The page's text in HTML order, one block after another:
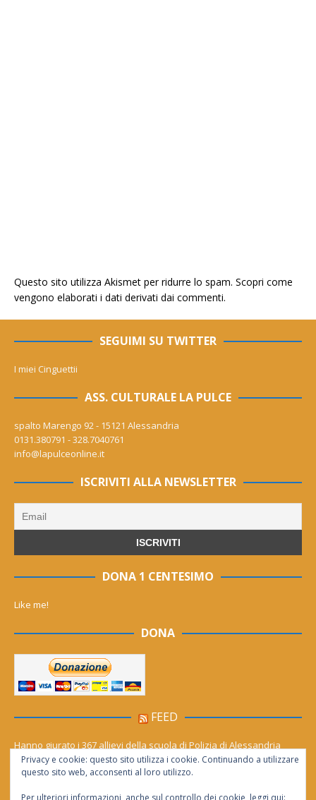
Questo sito utilizza Akismet per ridurre lo spam. Scopri come
vengono elaborati i dati derivati dai commenti.
SEGUIMI SU TWITTER
I miei Cinguettii
ASS. CULTURALE LA PULCE
spalto Marengo 92 - 15121 Alessandria
0131.380791 - 328.7040761
info@lapulceonline.it
ISCRIVITI ALLA NEWSLETTER
DONA 1 CENTESIMO
Like me!
DONA
FEED
Hanno giurato i 367 allievi della scuola di Polizia di Alessandria
Cinema (gratis) sotto le stelle per tutto agosto. Il calendario dei film
Privacy e cookie: questo sito utilizza i cookie. Continuando a utilizzare
questo sito web, acconsenti al loro utilizzo.
Per ulteriori informazioni, anche sul controllo dei cookie, leggi qui: